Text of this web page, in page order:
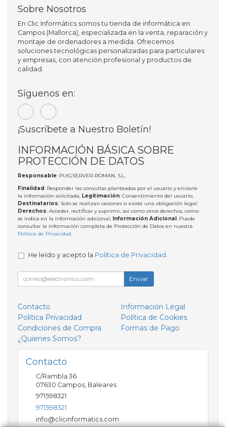
Sobre Nosotros
En Clic Informàtics somos tu tienda de informática en
Campos (Mallorca), especializada en la venta, reparación y
montaje de ordenadores a medida. Ofrecemos
soluciones tecnológicas personalizadas para particulares
y empresas, con atención profesional y productos de
calidad.
Síguenos en:
¡Suscríbete a Nuestro Boletín!
INFORMACIÓN BÁSICA SOBRE
PROTECCIÓN DE DATOS
Responsable: PUIGSERVER-ROMAN, S.L.
Finalidad: Responder las consultas planteadas por el usuario y enviarle
la información solicitada; Legitimación: Consentimiento del usuario;
Destinatarios: Solo se realizan cesiones si existe una obligación legal;
Derechos: Acceder, rectificar y suprimir, así como otros derechos, como
se indica en la información adicional; Información Adicional: Puede
consultar la información completa de Protección de Datos en nuestra
Política de Privacidad.
He leído y acepto la Política de Privacidad
Enviar
Contacto
Información Legal
Política Privacidad
Política de Cookies
Condiciones de Compra
Formas de Pago
¿Quienes Somos?
Contacto
C/Rambla 36
07630 Campos Baleares
971598321
971598321
info@clicinformatics.com